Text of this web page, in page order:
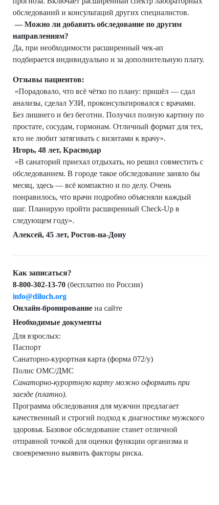
обследований и консультаций других специалистов.
—Можно ли добавить обследование по другим
направлениям?
Да, при необходимости расширенный чек‑ап
подбирается индивидуально и за дополнительную плату.
Отзывы пациентов:
«Порадовало, что всё чётко по плану: пришёл — сдал
анализы, сделал УЗИ, проконсультировался с врачами.
Без лишнего и без беготни. Получил полную картину по
простате, сосудам, гормонам. Отличный формат для тех,
кто не любит затягивать с визитами к врачу».
Игорь, 48 лет, Краснодар
«В санаторий приехал отдыхать, но решил совместить с
обследованием. В городе такое обследование заняло бы
месяц, здесь — всё компактно и по делу. Очень
понравилось, что врачи подробно объясняли каждый
шаг. Планирую пройти расширенный Check-Up в
следующем году».
Алексей, 45 лет, Ростов-на-Дону
Как записаться?
8-800-302-13-70 (бесплатно по России)
info@diluch.org
Онлайн-бронирование на сайте
Необходимые документы
Для взрослых:
Паспорт
Санаторно-курортная карта (форма 072/у)
Полис ОМС/ДМС
Санаторно-курортную карту можно оформить при
заезде (платно).
Программа обследования для мужчин предлагает
качественный и строгий подход к диагностике мужского
здоровья. Базовое обследование станет отличной
отправной точкой для оценки функции организма и
своевременно выявить факторы риска.